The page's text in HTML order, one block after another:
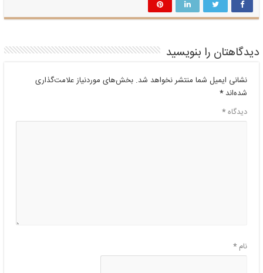
دیدگاهتان را بنویسید
نشانی ایمیل شما منتشر نخواهد شد. بخش‌های موردنیاز علامت‌گذاری
شده‌اند*
دیدگاه*
نام*